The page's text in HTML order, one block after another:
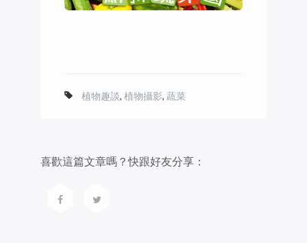
植物趣談, 植物攝影, 蔬菜
喜歡這篇文章嗎？快跟好友分享：